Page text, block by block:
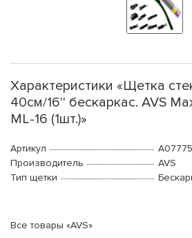
Характеристики «Щетка
40см/16'' бескаркас. AVS
ML-16 (1шт.)»
Артикул
Производитель
AVS
Тип щетки
Все товары «AVS»